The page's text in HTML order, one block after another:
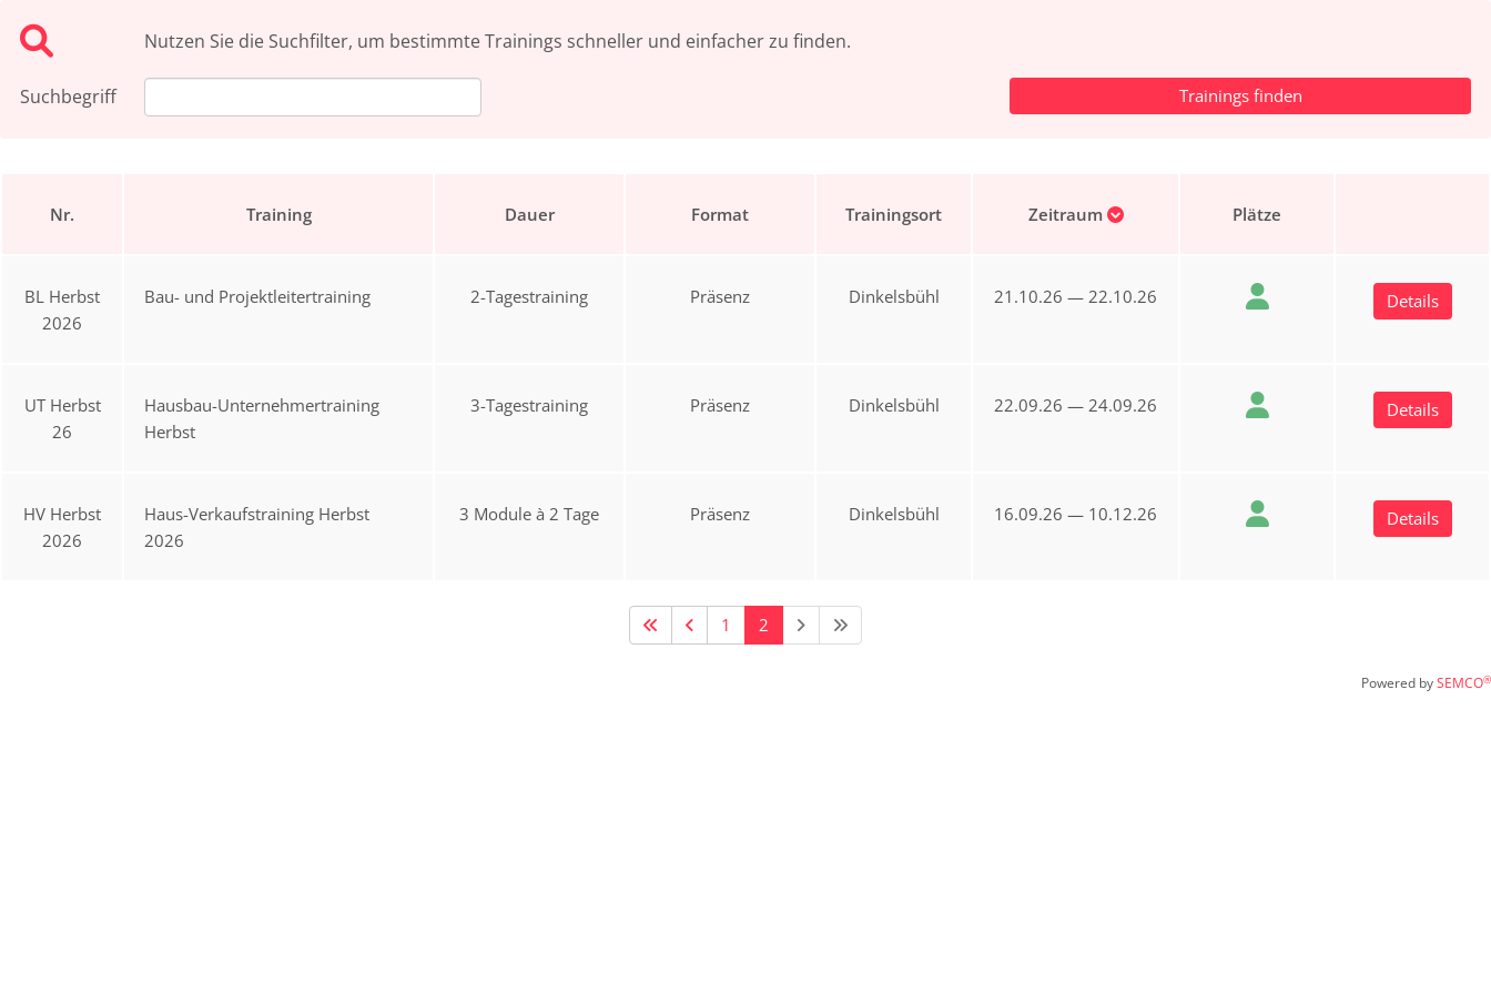
Nutzen Sie die Suchfilter, um bestimmte Trainings schneller und einfacher zu finden.
Suchbegriff
Nr. Training Dauer Format Trainingsort Zeitraum Plätze
BL Herbst
2026
Bau- und Projektleitertraining 2-Tagestraining Präsenz Dinkelsbühl 21.10.26 — 22.10.26 Details
UT Herbst
26
Hausbau-Unternehmertraining
Herbst
3-Tagestraining Präsenz Dinkelsbühl 22.09.26 — 24.09.26 Details
HV Herbst
2026
Haus-Verkaufstraining Herbst
2026
3 Module à 2 Tage Präsenz Dinkelsbühl 16.09.26 — 10.12.26 Details
1 2
Powered bySEMCO®